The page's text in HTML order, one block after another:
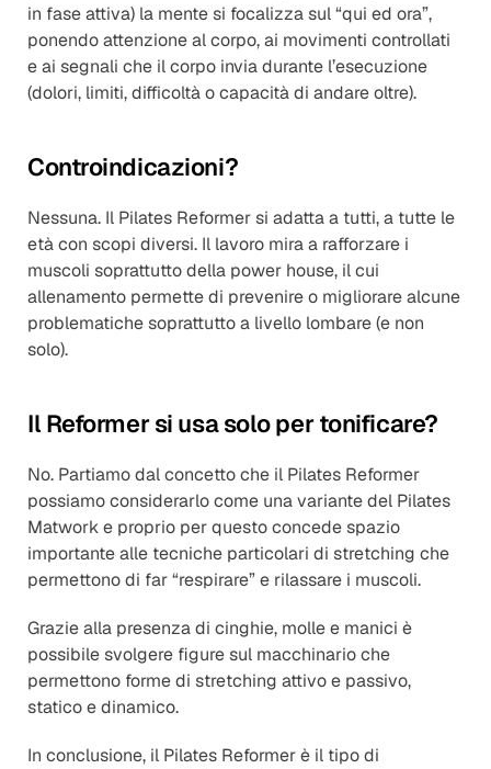
in fase attiva) la mente si focalizza sul “qui ed ora”,
ponendo attenzione al corpo, ai movimenti controllati
e ai segnali che il corpo invia durante l’esecuzione
(dolori, limiti, difficoltà o capacità di andare oltre).
Controindicazioni?
Nessuna. Il Pilates Reformer si adatta a tutti, a tutte le
età con scopi diversi. Il lavoro mira a rafforzare i
muscoli soprattutto della power house, il cui
allenamento permette di prevenire o migliorare alcune
problematiche soprattutto a livello lombare (e non
solo).
Il Reformer si usa solo per tonificare?
No. Partiamo dal concetto che il Pilates Reformer
possiamo considerarlo come una variante del Pilates
Matwork e proprio per questo concede spazio
importante alle tecniche particolari di stretching che
permettono di far “respirare” e rilassare i muscoli.
Grazie alla presenza di cinghie, molle e manici è
possibile svolgere figure sul macchinario che
permettono forme di stretching attivo e passivo,
statico e dinamico.
In conclusione, il Pilates Reformer è il tipo di